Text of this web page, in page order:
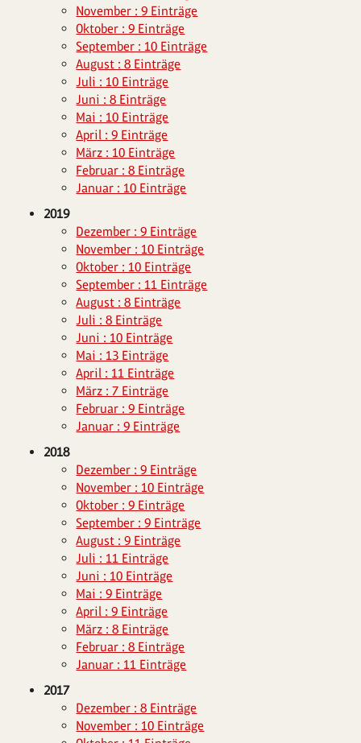
November : 9 Einträge
Oktober : 9 Einträge
September : 10 Einträge
August : 8 Einträge
Juli : 10 Einträge
Juni : 8 Einträge
Mai : 10 Einträge
April : 9 Einträge
März : 10 Einträge
Februar : 8 Einträge
Januar : 10 Einträge
2019
Dezember : 9 Einträge
November : 10 Einträge
Oktober : 10 Einträge
September : 11 Einträge
August : 8 Einträge
Juli : 8 Einträge
Juni : 10 Einträge
Mai : 13 Einträge
April : 11 Einträge
März : 7 Einträge
Februar : 9 Einträge
Januar : 9 Einträge
2018
Dezember : 9 Einträge
November : 10 Einträge
Oktober : 9 Einträge
September : 9 Einträge
August : 9 Einträge
Juli : 11 Einträge
Juni : 10 Einträge
Mai : 9 Einträge
April : 9 Einträge
März : 8 Einträge
Februar : 8 Einträge
Januar : 11 Einträge
2017
Dezember : 8 Einträge
November : 10 Einträge